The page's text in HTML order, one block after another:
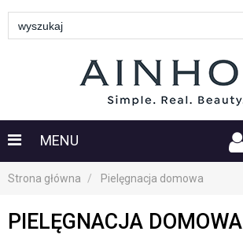
MENU
Strona główna Pielęgnacja domowa
PIELĘGNACJA DOMOWA